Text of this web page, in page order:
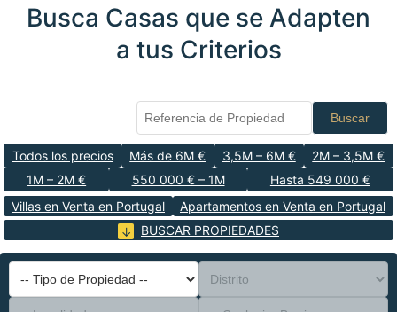
Busca Casas que se Adapten
a tus Criterios
Buscar
Todos los precios Más de 6M € 3,5M – 6M €
2M – 3,5M €
1M – 2M €
550 000 € – 1M
Hasta 549 000 €
Villas en Venta en Portugal
Apartamentos en Venta en Portugal
BUSCAR PROPIEDADES